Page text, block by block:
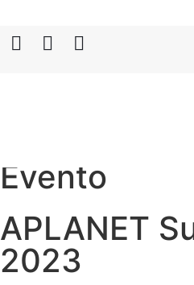
Evento
APLANET
2023